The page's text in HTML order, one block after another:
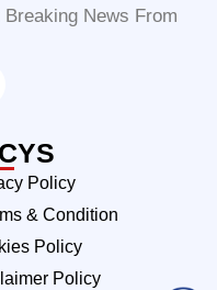
News From
Policy
& Condition
Policy
Policy